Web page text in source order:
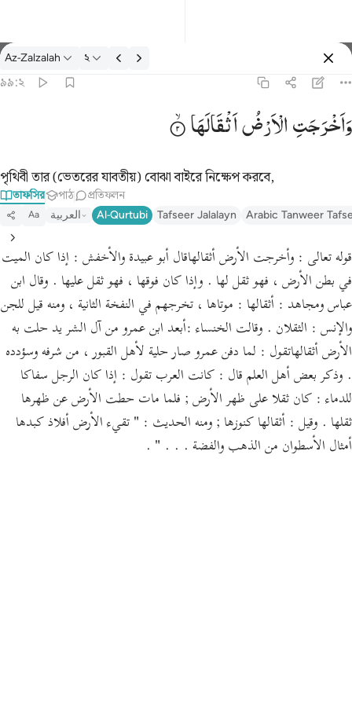
তাফসির: Az-Zalzalah ৯৯:২
Az-Zalzalah ২
৯৯:২
وَاَخْرَجَتِالْاَرْضُاَثْقَالَهَا
পৃথিবী তার (ভেতরের যাবতীয়) বোঝা বাইরে নিক্ষেপ করবে,
তাফসির পাঠ প্রতিফলন
Aa العربية Al-Qurtubi Tafseer Jalalayn Arabic Tanweer
قوله تعالى : وأخرجت الأرض أثقالهاقال أبو عبيدة والأخفش : إذا كان الميت
في بطن الأرض ، فهو ثقل لها . وإذا كان فوقها ، فهو ثقل عليها . وقال ابن
عباس ومجاهد : أثقالها : موتاها ، تخرجهم في النفخة الثانية ، ومنه قيل للجن
والإنس : الثقلان . وقالت الخنساء :أبعد ابن عمرو من آل الشر يد حلت به
الأرض أثقالهاتقول : لما دفن عمرو صار حلية لأهل القبور ، من شرفه وسؤدده
. وذكر بعض أهل العلم قال : كانت العرب تقول : إذا كان الرجل سفاكا
للدماء : كان ثقلا على ظهر الأرض ; فلما مات حطت الأرض عن ظهرها
ثقلها . وقيل : أثقالها كنوزها ; ومنه الحديث : " تقيء الأرض أفلاذ كبدها
أمثال الأسطوان من الذهب والفضة . . . " .